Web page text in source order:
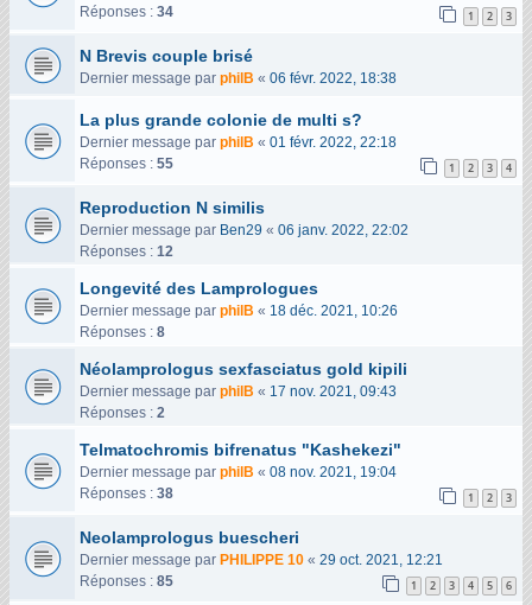
Réponses : 34 1 2 3
N Brevis couple brisé
Dernier message par philB « 06 févr. 2022, 18:38
La plus grande colonie de multi s?
Dernier message par philB « 01 févr. 2022, 22:18
Réponses : 55 1 2 3 4
Reproduction N similis
Dernier message par Ben29 « 06 janv. 2022, 22:02
Réponses : 12
Longevité des Lamprologues
Dernier message par philB « 18 déc. 2021, 10:26
Réponses : 8
Néolamprologus sexfasciatus gold kipili
Dernier message par philB « 17 nov. 2021, 09:43
Réponses : 2
Telmatochromis bifrenatus "Kashekezi"
Dernier message par philB « 08 nov. 2021, 19:04
Réponses : 38 1 2 3
Neolamprologus buescheri
Dernier message par PHILIPPE 10 « 29 oct. 2021, 12:21
Réponses : 85 1 2 3 4 5 6